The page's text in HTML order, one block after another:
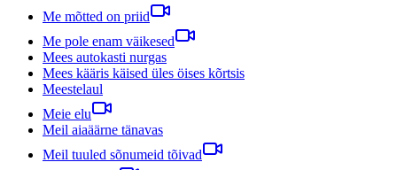
Me mõtted on priid
Me pole enam väikesed
Mees autokasti nurgas
Mees kääris käised üles öises kõrtsis
Meestelaul
Meie elu
Meil aiaäärne tänavas
Meil tuuled sõnumeid tõivad